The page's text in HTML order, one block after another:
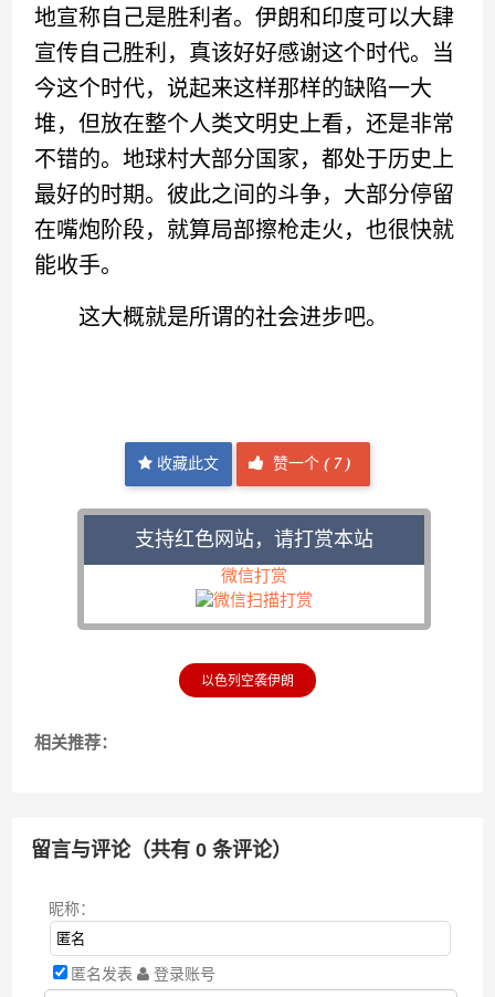
地宣称自己是胜利者。伊朗和印度可以大肆
宣传自己胜利，真该好好感谢这个时代。当
今这个时代，说起来这样那样的缺陷一大
堆，但放在整个人类文明史上看，还是非常
不错的。地球村大部分国家，都处于历史上
最好的时期。彼此之间的斗争，大部分停留
在嘴炮阶段，就算局部擦枪走火，也很快就
能收手。
这大概就是所谓的社会进步吧。
收藏此文 赞一个 (7 )
支持红色网站，请打赏本站
微信打赏
以色列空袭伊朗
相关推荐：
留言与评论（共有0 条评论）
昵称：
匿名发表 登录账号